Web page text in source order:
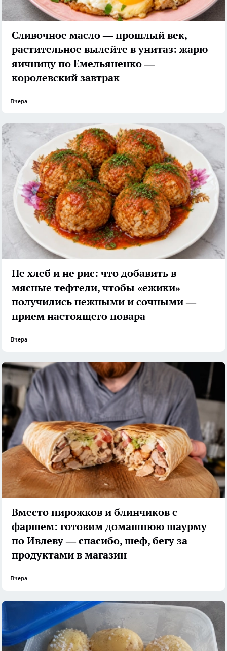
Сливочное масло — прошлый век,
растительное вылейте в унитаз: жарю
яичницу по Емельяненко —
королевский завтрак
Вчера
Не хлеб и не рис: что добавить в
мясные тефтели, чтобы «ежики»
получились нежными и сочными —
прием настоящего повара
Вчера
Вместо пирожков и блинчиков с
фаршем: готовим домашнюю шаурму
по Ивлеву — спасибо, шеф, бегу за
продуктами в магазин
Вчера